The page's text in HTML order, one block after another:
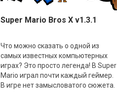
Super Mario Bros X v1.3.1
Что можно сказать о одной из
самых известных компьютерных
играх? Это просто легенда! В Super
Mario играл почти каждый геймер.
В игре нет замысловатого сюжета.